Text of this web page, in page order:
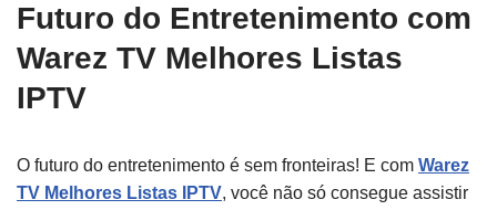
Futuro do Entretenimento com
Warez TV Melhores Listas
IPTV
O futuro do entretenimento é sem fronteiras! E com Warez
TV Melhores Listas IPTV, você não só consegue assistir